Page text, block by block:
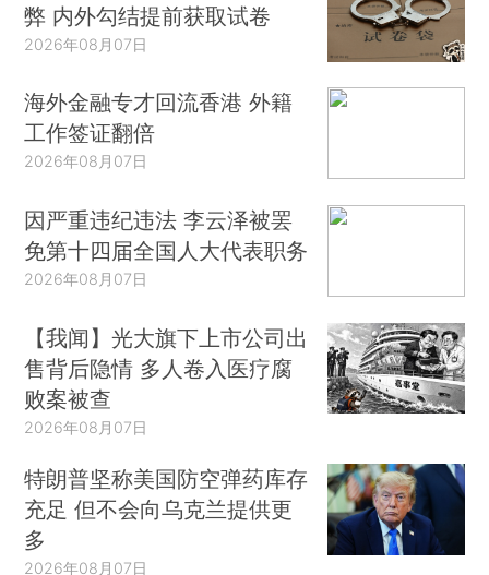
弊 内外勾结提前获取试卷
2026年08月07日
海外金融专才回流香港 外籍
工作签证翻倍
2026年08月07日
因严重违纪违法 李云泽被罢
免第十四届全国人大代表职务
2026年08月07日
【我闻】光大旗下上市公司出
售背后隐情 多人卷入医疗腐
败案被查
2026年08月07日
特朗普坚称美国防空弹药库存
充足 但不会向乌克兰提供更
多
2026年08月07日